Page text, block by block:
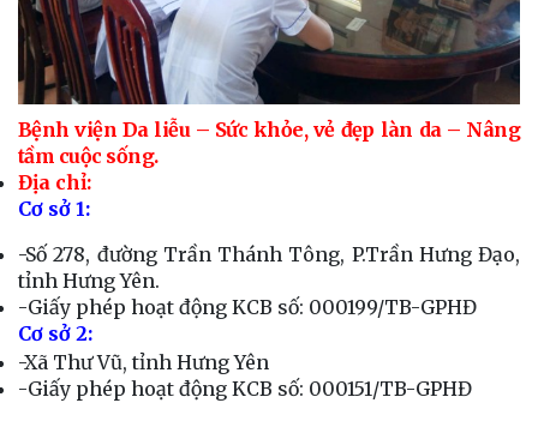
Bệnh viện Da liễu – Sức khỏe, vẻ đẹp làn da – Nâng
tầm cuộc sống.
Địa chỉ:
Cơ sở 1:
-Số 278, đường Trần Thánh Tông, P.Trần Hưng Đạo,
tỉnh Hưng Yên.
-Giấy phép hoạt động KCB số: 000199/TB-GPHĐ
Cơ sở 2:
-Xã Thư Vũ, tỉnh Hưng Yên
-Giấy phép hoạt động KCB số: 000151/TB-GPHĐ